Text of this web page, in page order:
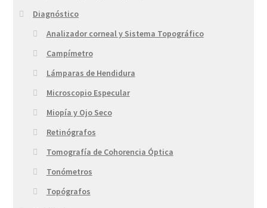
Diagnóstico
Analizador corneal y Sistema Topográfico
Campímetro
Lámparas de Hendidura
Microscopio Especular
Miopía y Ojo Seco
Retinógrafos
Tomografía de Cohorencia Óptica
Tonómetros
Topógrafos